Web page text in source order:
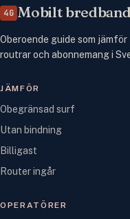
4G Mobilt bredband
Oberoende guide som jämför
routrar och abonnemang i
JÄMFÖR
Obegränsad surf
Utan bindning
Billigast
Router ingår
OPERATÖRER